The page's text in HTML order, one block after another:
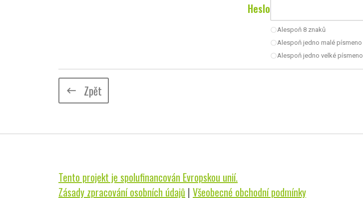
Heslo
radio_button_uncheckedAlespoň 8 znaků
radio_button_uncheckedAlespoň jedno malé písmeno
radio_button_uncheckedAlespoň jedno velké písmeno
keyboard_backspace Zpět
Tento projekt je spolufinancován Evropskou unií.
Zásady zpracování osobních údajů | Všeobecné obchodní podmínky